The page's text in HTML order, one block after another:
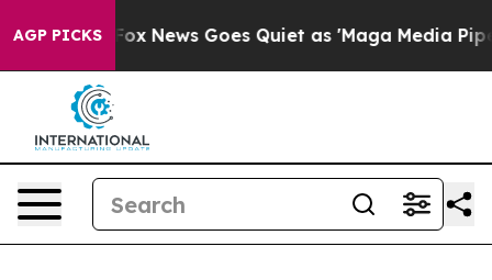
AGP PICKS
Exist Fox News Goes Quiet as 'Maga Media